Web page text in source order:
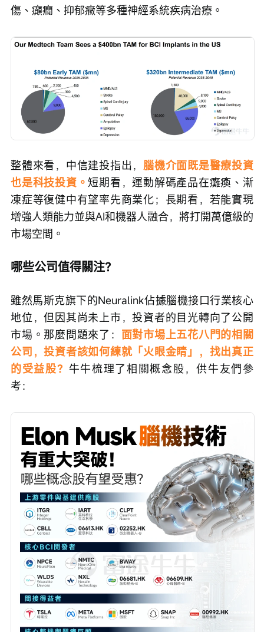
傷、癲癇、抑郁癥等多種神經系統疾病治療。
整體來看，中信建投指出，腦機介面既是醫療投資
也是科技投資。短期看，運動解碼產品在癱瘓、漸
凍症等復健中有望率先商業化；長期看，若能實現
增強人類能力並與AI和機器人融合，將打開萬億級的
市場空間。
哪些公司值得關注？
雖然馬斯克旗下的Neuralink佔據腦機接口行業核心
地位，但因其尚未上市，投資者的目光轉向了公開
市場。那麼問題來了： 面對市場上五花八門的相關
公司，投資者該如何練就「火眼金睛」，找出真正
的受益股？ 牛牛梳理了相關概念股，供牛友們參
考：